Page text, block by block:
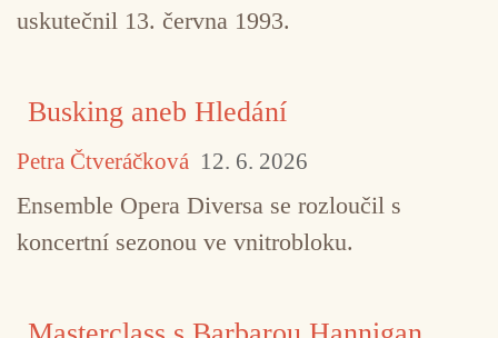
uskutečnil 13. června 1993.
Busking aneb Hledání
Petra Čtveráčková 12. 6. 2026
Ensemble Opera Diversa se rozloučil s
koncertní sezonou ve vnitrobloku.